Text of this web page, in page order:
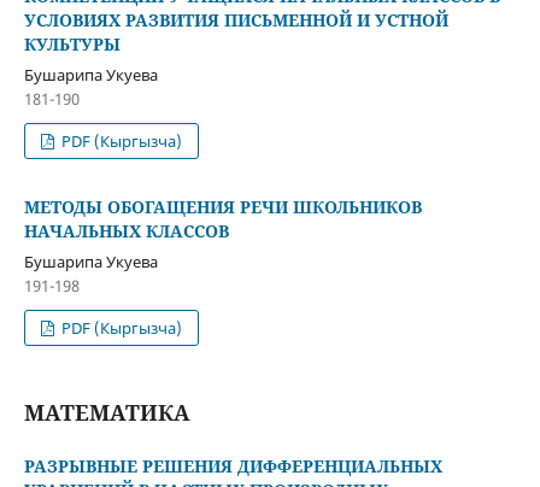
УСЛОВИЯХ РАЗВИТИЯ ПИСЬМЕННОЙ И УСТНОЙ
КУЛЬТУРЫ
Бушарипа Укуева
181-190
PDF (Кыргызча)
МЕТОДЫ ОБОГАЩЕНИЯ РЕЧИ ШКОЛЬНИКОВ
НАЧАЛЬНЫХ КЛАССОВ
Бушарипа Укуева
191-198
PDF (Кыргызча)
МАТЕМАТИКА
РАЗРЫВНЫЕ РЕШЕНИЯ ДИФФЕРЕНЦИАЛЬНЫХ